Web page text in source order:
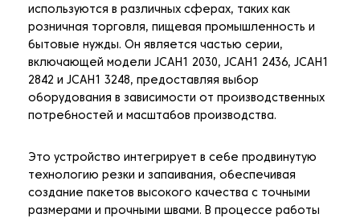
используются в различных сферах, таких как
розничная торговля, пищевая промышленность и
бытовые нужды. Он является частью серии,
включающей модели JCAH1 2030, JCAH1 2436, JCAH1
2842 и JCAH1 3248, предоставляя выбор
оборудования в зависимости от производственных
потребностей и масштабов производства.
Это устройство интегрирует в себе продвинутую
технологию резки и запаивания, обеспечивая
создание пакетов высокого качества с точными
размерами и прочными швами. В процессе работы